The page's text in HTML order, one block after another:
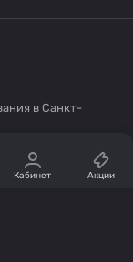
в Санкт-
Кабинет Акции